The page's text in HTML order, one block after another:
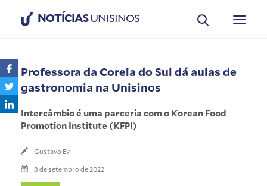
NOTÍCIASUNISINOS
Professora da Coreia do Sul dá aulas de
gastronomia na Unisinos
Intercâmbio é uma parceria com o Korean Food
Promotion Institute (KFPI)
Gustavo Ev
8 de setembro de 2022